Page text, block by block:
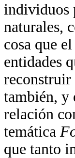
individuos
naturales,
cosa que
entidades
reconstruir
también, y
relación
temática
que tanto